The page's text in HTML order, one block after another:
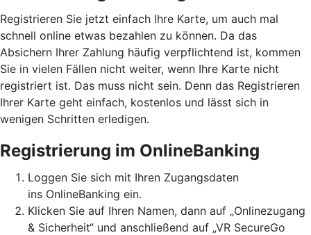
Registrieren Sie jetzt einfach Ihre Karte, um auch mal
schnell online etwas bezahlen zu können. Da das
Absichern Ihrer Zahlung häufig verpflichtend ist, kommen
Sie in vielen Fällen nicht weiter, wenn Ihre Karte nicht
registriert ist. Das muss nicht sein. Denn das Registrieren
Ihrer Karte geht einfach, kostenlos und lässt sich in
wenigen Schritten erledigen.
Registrierung im OnlineBanking
Loggen Sie sich mit Ihren Zugangsdaten
ins OnlineBanking ein.
Klicken Sie auf Ihren Namen, dann auf „Onlinezugang
& Sicherheit“ und anschließend auf „VR SecureGo